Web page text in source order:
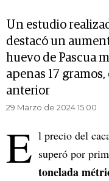
Un estudio
destacó un
huevo de Pascua
apenas 17
anterior
29 Marzo de 2024 15.00
E l precio del
superó por
tonelada